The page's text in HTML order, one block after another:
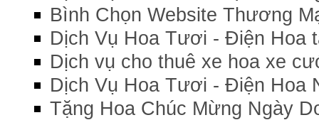
Bình Chọn Website Thương
Dịch Vụ Hoa Tươi - Điện Hoa
Dịch vụ cho thuê xe hoa xe
Dịch Vụ Hoa Tươi - Điện Hoa
Tặng Hoa Chúc Mừng Ngày